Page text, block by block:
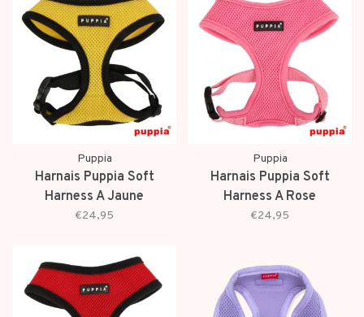
Puppia
Harnais Puppia Soft
Harness A Jaune
€24,95
Puppia
Harnais Puppia Soft
Harness A Rose
€24,95